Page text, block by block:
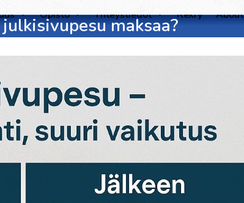
Opisto Yhteystiedot Rekry About
maksaa?